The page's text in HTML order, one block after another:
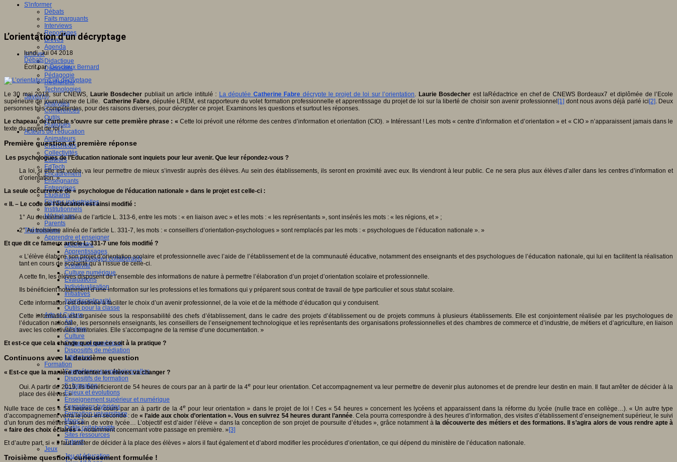
S'informer
Débats
Faits marquants
Interviews
Reportages
Brèves
Agenda
Innover
Didactique
Dispositifs
Pédagogie
Recherche
Technologies
Savoir(s)
Analyses
Conférences
Outils
Pratiques
Acteurs de l'éducation
Animateurs
Chercheurs
Collectivités
Editeurs
EdTech
Encadrement
Enseignants
Entreprises
Etudiants
Filières industrielles
Institutionnels
Médiateurs
Parents
Thématiques
Apprendre et enseigner
Apprendre
Apprentissages
Apprentissages collaboratifs
Créativité
Culture numérique
Evaluations
Individualisation
Initiatives
Interdisciplinarité
Outils pour la classe
Arts et Culture
Art
Cinéma
Culture
Culture et numérique
Dispositifs de médiation
Littérature
Formation
Compétences professionnelles
Dispositifs de formation
E- formation
Enjeux et évolutions
Enseignement supérieur et numérique
Formations hybrides
Formation universitaire
Mooc’s
Outils collaboratifs
Sites ressources
Tutorat
Jeux
Jeu et éducation
L’orientation d’un décryptage
lundi, Jui 04 2018
Débats
Écrit parDesclaux Bernard
Le 30 mai 2018, sur CNEWS, Laurie Bosdecher publiait un article intitulé : La députée Catherine Fabre décrypte le projet de loi sur l’orientation. Laurie Bosdecher est laRédactrice en chef de CNEWS Bordeaux7 et diplômée de l’Ecole
supérieure de journalisme de Lille. Catherine Fabre, députée LREM, est rapporteure du volet formation professionnelle et apprentissage du projet de loi sur la liberté de choisir son avenir professionnel[1] dont nous avons déjà parlé ici[2]. Deux
personnes très compétentes, pour des raisons diverses, pour décrypter ce projet. Examinons les questions et surtout les réponses.
Le chapeau de l’article s’ouvre sur cette première phrase : « Cette loi prévoit une réforme des centres d’information et orientation (CIO). » Intéressant ! Les mots « centre d’information et d’orientation » et « CIO » n’apparaissent jamais dans le
texte du projet de loi !
Première question et première réponse
Les psychologues de l’Education nationale sont inquiets pour leur avenir. Que leur répondez-vous ?
La loi, si elle est votée, va leur permettre de mieux s’investir auprès des élèves. Au sein des établissements, ils seront en proximité avec eux. Ils viendront à leur public. Ce ne sera plus aux élèves d’aller dans les centres d’information et
d’orientation. »
La seule occurrence de « psychologue de l’éducation nationale » dans le projet est celle-ci :
« II. – Le code de l’éducation est ainsi modifié :
1° Au deuxième alinéa de l’article L. 313-6, entre les mots : « en liaison avec » et les mots : « les représentants », sont insérés les mots : « les régions, et » ;
2° Au troisième alinéa de l’article L. 331-7, les mots : « conseillers d’orientation-psychologues » sont remplacés par les mots : « psychologues de l’éducation nationale ». »
Et que dit ce fameux article L. 331-7 une fois modifié ?
« L’élève élabore son projet d’orientation scolaire et professionnelle avec l’aide de l’établissement et de la communauté éducative, notamment des enseignants et des psychologues de l’éducation nationale, qui lui en facilitent la réalisation
tant en cours de scolarité qu’à l’issue de celle-ci.
A cette fin, les élèves disposent de l’ensemble des informations de nature à permettre l’élaboration d’un projet d’orientation scolaire et professionnelle.
Ils bénéficient notamment d’une information sur les professions et les formations qui y préparent sous contrat de travail de type particulier et sous statut scolaire.
Cette information est destinée à faciliter le choix d’un avenir professionnel, de la voie et de la méthode d’éducation qui y conduisent.
Cette information est organisée sous la responsabilité des chefs d’établissement, dans le cadre des projets d’établissement ou de projets communs à plusieurs établissements. Elle est conjointement réalisée par les psychologues de
l’éducation nationale, les personnels enseignants, les conseillers de l’enseignement technologique et les représentants des organisations professionnelles et des chambres de commerce et d’industrie, de métiers et d’agriculture, en liaison
avec les collectivités territoriales. Elle s’accompagne de la remise d’une documentation. »
Et est-ce que cela change quoi que ce soit à la pratique ?
Continuons avec la deuxième question
« Est-ce que la manière d’orienter les élèves va changer ?
Oui. A partir de 2019, ils bénéficieront de 54 heures de cours par an à partir de la 4e pour leur orientation. Cet accompagnement va leur permettre de devenir plus autonomes et de prendre leur destin en main. Il faut arrêter de décider à la
place des élèves. »
Nulle trace de ces « 54 heures de cours par an à partir de la 4e pour leur orientation » dans le projet de loi ! Ces « 54 heures » concernent les lycéens et apparaissent dans la réforme du lycée (nulle trace en collège…). « Un autre type
d’accompagnement verra le jour en seconde : de« l’aide aux choix d’orientation ». Vous en suivrez 54 heures durant l’année. Cela pourra correspondre à des heures d’information, des visites d’établissement d’enseignement supérieur, le suivi
d’un forum des métiers au sein de votre lycée… L’objectif est d’aider l’élève « dans la conception de son projet de poursuite d’études », grâce notamment à la découverte des métiers et des formations. Il s’agira alors de vous rendre apte à
« faire des choix éclairés », notamment concernant votre passage en première. » [3]
Et d’autre part, si « Il faut arrêter de décider à la place des élèves » alors il faut également et d’abord modifier les procédures d’orientation, ce qui dépend du ministère de l’éducation nationale.
Troisième question, curieusement formulée !